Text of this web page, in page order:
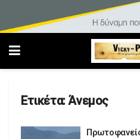
Ετικέτα:Άνεμος